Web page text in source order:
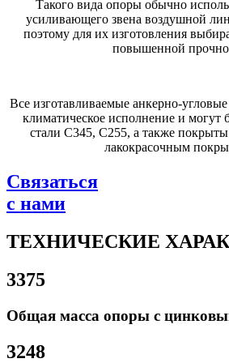
Такого вида опоры обычно
усиливающего звена воздушной
поэтому для их изготовления
повышенной
Все изготавливаемые анкерно-
климатическое исполнение и могут
стали С345, С255, а также
лакокрасочным
Связаться
с нами
ТЕХНИЧЕСКИЕ
3375
Общая масса опоры с
3248